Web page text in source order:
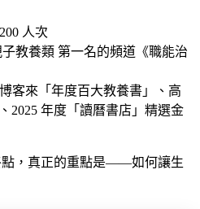
人次
教養類 第一名的頻道《職能治
客來「年度百大教養書」、高
2025 年度「讀曆書店」精選金
點，真正的重點是——如何讓生